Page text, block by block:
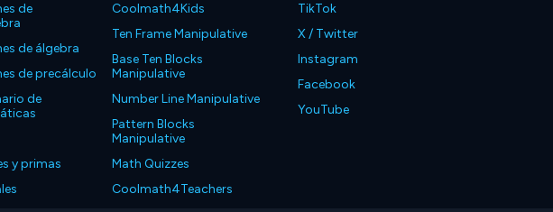
de
de álgebra
de precálculo
de
y primas
Coolmath4Kids
Ten Frame Manipulative
Base Ten Blocks
Manipulative
Number Line Manipulative
Pattern Blocks
Manipulative
Math Quizzes
Coolmath4Teachers
TikTok
X / Twitter
Instagram
Facebook
YouTube